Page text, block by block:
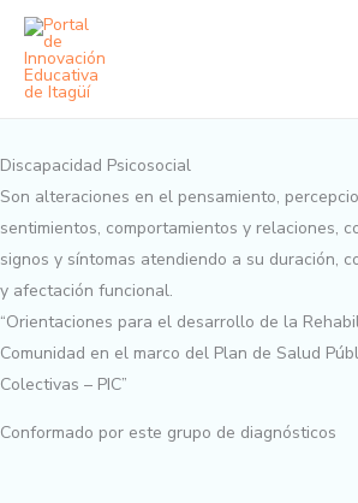
contenido
Discapacidad Psicosocial
Son alteraciones en el pensamiento,
sentimientos, comportamientos y relaciones,
signos y síntomas atendiendo a su duración,
y afectación funcional.
“Orientaciones para el desarrollo de la
Comunidad en el marco del Plan de Salud
Colectivas – PIC”
Conformado por este grupo de diagnósticos